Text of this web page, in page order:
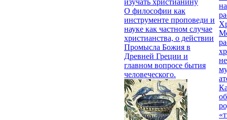
О философии как
инструменте проповеди и
науке как частном случае
христианства, о действии
Промысла Божия в
Древней Греции и
главном вопросе бытия
человеческого.